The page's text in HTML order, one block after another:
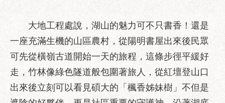
擾
防
政
園
地
大地工程處說，湖山的魅力可不只書香！還是
一座充滿生機的山區農村，從陽明書屋出來後民眾
可先從橫嶺古道開始一天的旅程，這條步徑平緩好
走，竹林像綠色隧道般包圍著旅人，從紅壇登山口
出來後立刻可以看見碩大的「楓香姊妹樹」不但是